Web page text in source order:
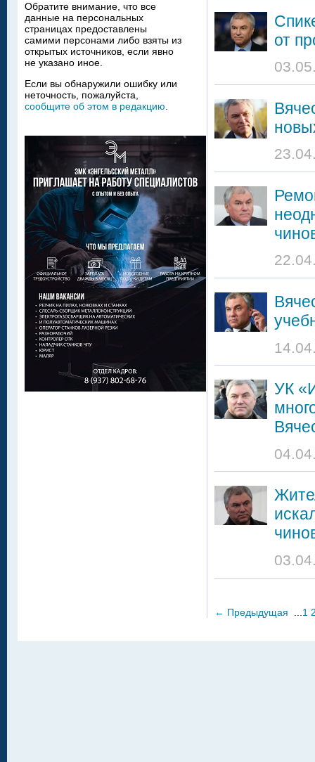
от
УК
← Предыдущая 1
Обратите внимание, что все
данные на персональных
страницах предоставлены
самими персонами либо взяты из
открытых источников, если явно
не указано иное.
Если вы обнаружили ошибку или
неточность, пожалуйста,
сообщите об этом в редакцию